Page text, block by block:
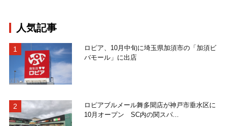
人気記事
ロピア、10月中旬に埼玉県加須市の「加須ビ
バモール」に出店
ロピアブルメール舞多聞店が神戸市垂水区に
10月オープン SC内の関スパ...